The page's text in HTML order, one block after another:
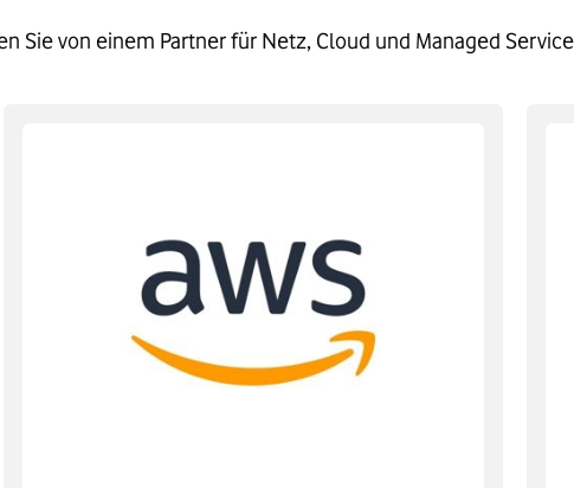
Sie von einem Partner für Netz, Cloud und Managed